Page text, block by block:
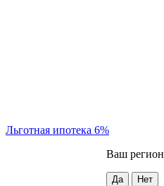
Льготная ипотека 6%
Ваш регион